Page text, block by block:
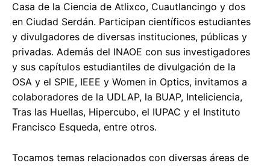
Casa de la Ciencia de Atlixco, Cuautlancingo y dos
en Ciudad Serdán. Participan científicos estudiantes
y divulgadores de diversas instituciones, públicas y
privadas. Además del INAOE con sus investigadores
y sus capítulos estudiantiles de divulgación de la
OSA y el SPIE, IEEE y Women in Optics, invitamos a
colaboradores de la UDLAP, la BUAP, Inteliciencia,
Tras las Huellas, Hipercubo, el IUPAC y el Instituto
Francisco Esqueda, entre otros.
Tocamos temas relacionados con diversas áreas de